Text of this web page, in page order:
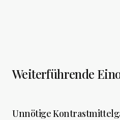
Weiterführende
Unnötige